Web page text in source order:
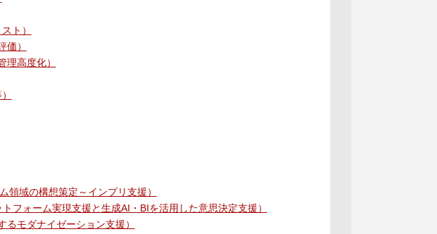
ト）
）
理高度化）
領域の構想策定～インプリ支援）
フォーム実現支援と生成AI・BIを活用した意思決定支援）
モダナイゼーション支援）